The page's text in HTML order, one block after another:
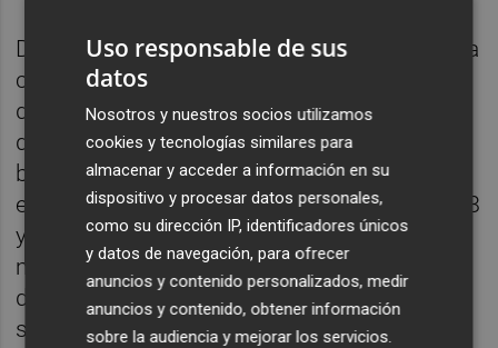
De acuerdo con el folleto de salida a Bolsa, la
compañía tiene la intención de abonar
dividendos a sus accionistas, para lo que
destinará, al menos, el 50% o 60% de su
beneficio neto del ejercicio anterior. Así,
estima que durante los ejercicios 2017, 2018
y 2019 pagará dividendos a cuenta por el
mismo importe en cuatro plazos (diciembre
del presente ejercicio y marzo, junio y
septiembre del año siguiente).
Uso responsable de sus
datos
Nosotros y nuestros socios utilizamos
cookies y tecnologías similares para
almacenar y acceder a información en su
dispositivo y procesar datos personales,
como su dirección IP, identificadores únicos
y datos de navegación, para ofrecer
anuncios y contenido personalizados, medir
anuncios y contenido, obtener información
sobre la audiencia y mejorar los servicios.